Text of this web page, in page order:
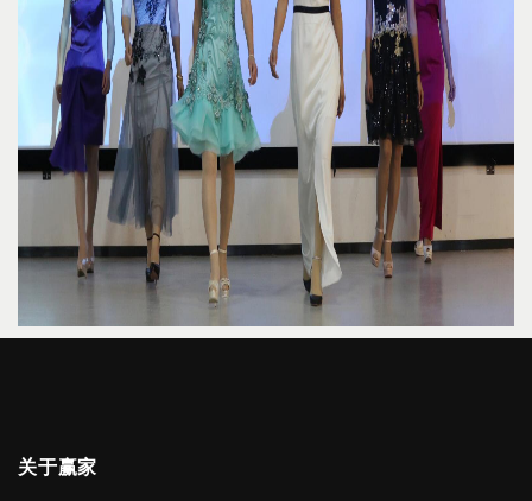
关于赢家